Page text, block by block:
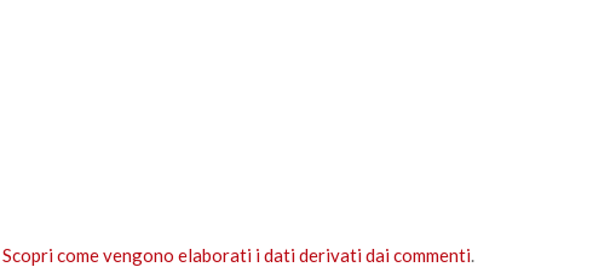
Scopri come vengono elaborati i dati derivati dai commenti.